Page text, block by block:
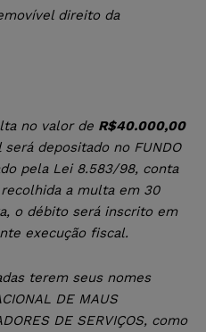
direito da
no valor de R$40.000,00
será depositado no FUNDO
pela Lei 8.583/98, conta
recolhida a multa em 30
o débito será inscrito em
execução fiscal.
terem seus nomes
DE MAUS
DE SERVIÇOS, como